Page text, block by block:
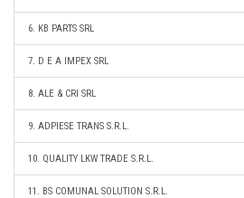
6. KB PARTS SRL
7. D E A IMPEX SRL
8. ALE & CRI SRL
9. ADPIESE TRANS S.R.L.
10. QUALITY LKW TRADE S.R.L.
11. BS COMUNAL SOLUTION S.R.L.